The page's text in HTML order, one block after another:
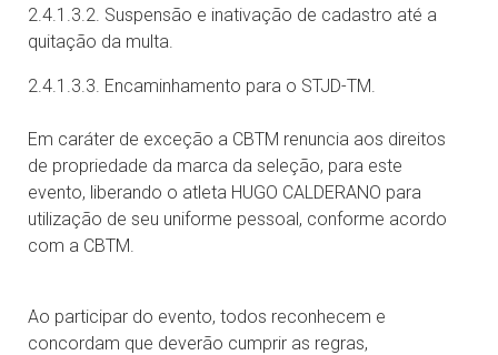
2.4.1.3.2. Suspensão e inativação de cadastro até a
quitação da multa.
2.4.1.3.3. Encaminhamento para o STJD-TM.
Em caráter de exceção a CBTM renuncia aos direitos
de propriedade da marca da seleção, para este
evento, liberando o atleta HUGO CALDERANO para
utilização de seu uniforme pessoal, conforme acordo
com a CBTM.
Ao participar do evento, todos reconhecem e
concordam que deverão cumprir as regras,